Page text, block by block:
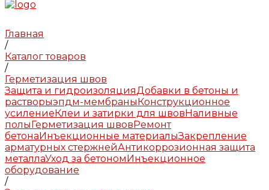
Главная
/
Каталог товаров
/
Герметизация швов
Защита и гидроизоляцияДобавки в бетоны и
растворыэпдм-мембраны Конструкционное
усиление Клеи и затирки для швов Наливные
полы Герметизация швов Ремонт
бетона Инъекционные материалыЗакрепление
арматурных стержнейАнтикоррозионная защита
металлаУход за бетоном Инъекционное
оборудование
/